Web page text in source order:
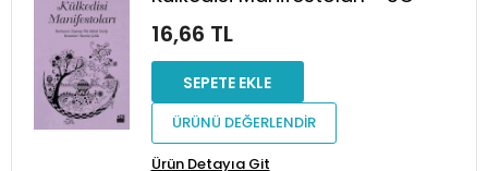
16,66 TL
SEPETE EKLE
ÜRÜNÜ DEĞERLENDİR
Ürün Detayıa Git